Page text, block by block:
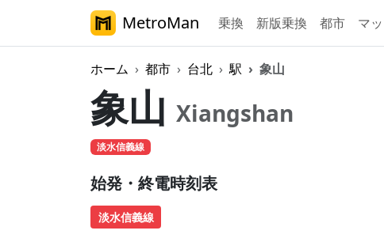
MetroMan 乗換 新版乗換 都市 マ
ホーム 都市 台北 駅 象山
象山 Xiangshan
淡水信義線
始発・終電時刻表
淡水信義線